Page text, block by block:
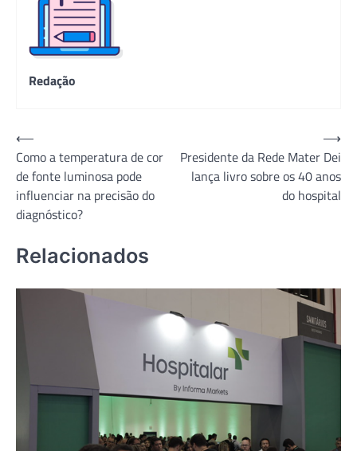
Redação
Navegação
de
Post
⟵
Como a temperatura de cor
de fonte luminosa pode
influenciar na precisão do
diagnóstico?
Presidente da Rede Mater Dei
lança livro sobre os 40 anos
do hospital
⟶
Relacionados